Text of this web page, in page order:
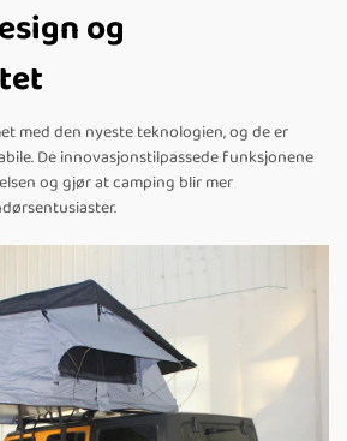
og
med den nyeste teknologien, og de er
De innovasjonstilpassede funksjonene
og gjør at camping blir mer